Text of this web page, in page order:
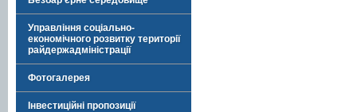
Управління соціально-
економічного розвитку території
райдержадміністрації
Фотогалерея
Інвестиційні пропозиції